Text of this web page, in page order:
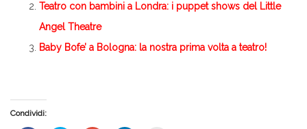
Teatro con bambini a Londra: i puppet shows del Little
Angel Theatre
Baby Bofe’ a Bologna: la nostra prima volta a teatro!
Condividi: